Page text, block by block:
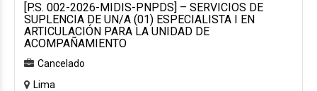
[P.S. 002-2026-MIDIS-PNPDS] – SERVICIOS DE
SUPLENCIA DE UN/A (01) ESPECIALISTA I EN
ARTICULACIÓN PARA LA UNIDAD DE
ACOMPAÑAMIENTO
Cancelado
Lima